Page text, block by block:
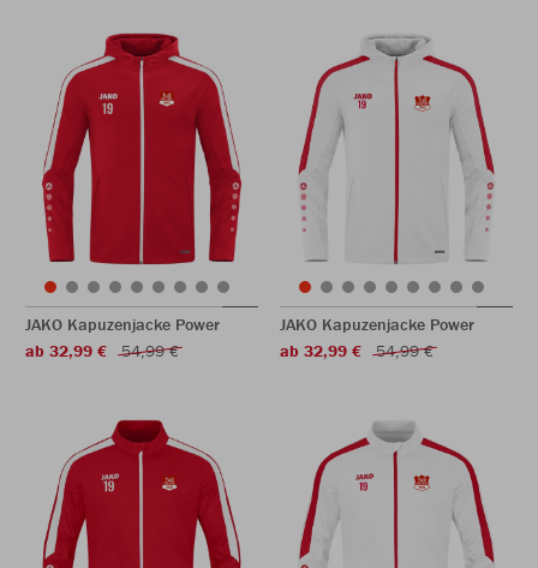
JAKO Kapuzenjacke Power
ab 32,99 €
54,99 €
JAKO Kapuzenjacke Power
ab 32,99 €
54,99 €